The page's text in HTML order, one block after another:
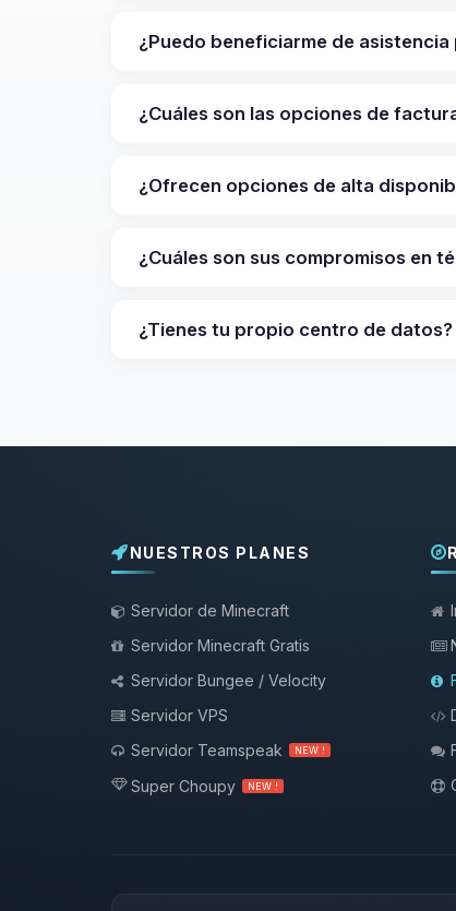
¿Puedo beneficiarme de asistencia
¿Cuáles son las opciones de
¿Ofrecen opciones de alta
¿Cuáles son sus compromisos en
¿Tienes tu propio centro de datos?
NUESTROS PLANES
Servidor de Minecraft
Servidor Minecraft Gratis
Servidor Bungee / Velocity
Servidor VPS
Servidor Teamspeak
NEW !
Super Choupy NEW !